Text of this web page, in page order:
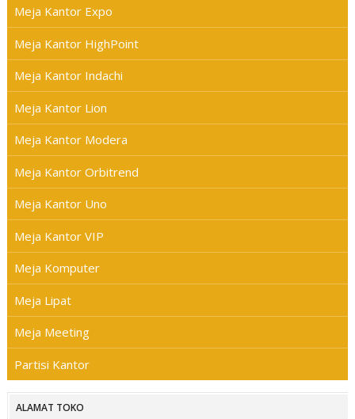
Meja Kantor Expo
Meja Kantor HighPoint
Meja Kantor Indachi
Meja Kantor Lion
Meja Kantor Modera
Meja Kantor Orbitrend
Meja Kantor Uno
Meja Kantor VIP
Meja Komputer
Meja Lipat
Meja Meeting
Partisi Kantor
ALAMAT TOKO